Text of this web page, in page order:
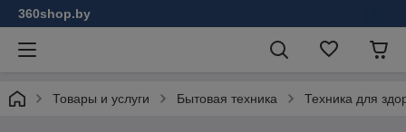
360shop.by
Товары и услуги Бытовая техника Техника для